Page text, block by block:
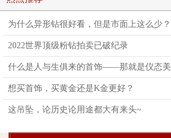
为什么异形钻很好看，但是市面上这么少？
2022世界顶级粉钻拍卖已破纪录
什么是人与生俱来的首饰——那就是仪态美
想买首饰，买黄金还是K金更好？
这吊坠，论历史论用途都大有来头~